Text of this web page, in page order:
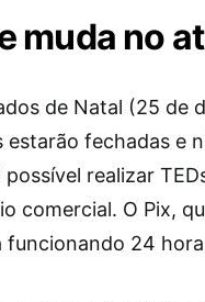
muda no
de Natal (25 de
estarão fechadas e
possível realizar
comercial. O Pix,
funcionando 24